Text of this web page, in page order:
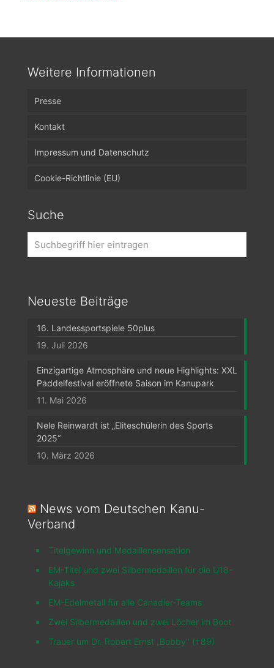
Weitere Informationen
Presse
Kontakt
Impressum und Datenschutz
Cookie-Richtlinie (EU)
Suche
Neueste Beiträge
16. Landessportspiele 50plus
19. Juli 2026
Einzigartige Atmosphäre und neue Highlights: XXL
Paddelfestival eröffnete Saison im Kanupark
11. Mai 2026
Nele Reinwardt ist „Eliteschülerin des Sports
2025“
10. März 2026
News vom Deutschen Kanu-
Verband
Titelgewinn und Medaillensensation
EM-Titel und zwei Silbermedaillen für die U18-
Kajaks
EM-Edelmetall für alle Canadier-Teams
Zwei Silbermedaillen und zwei Löcher im Boot
Trauer um Dr. Robert Ernst „Bobby" (†89)